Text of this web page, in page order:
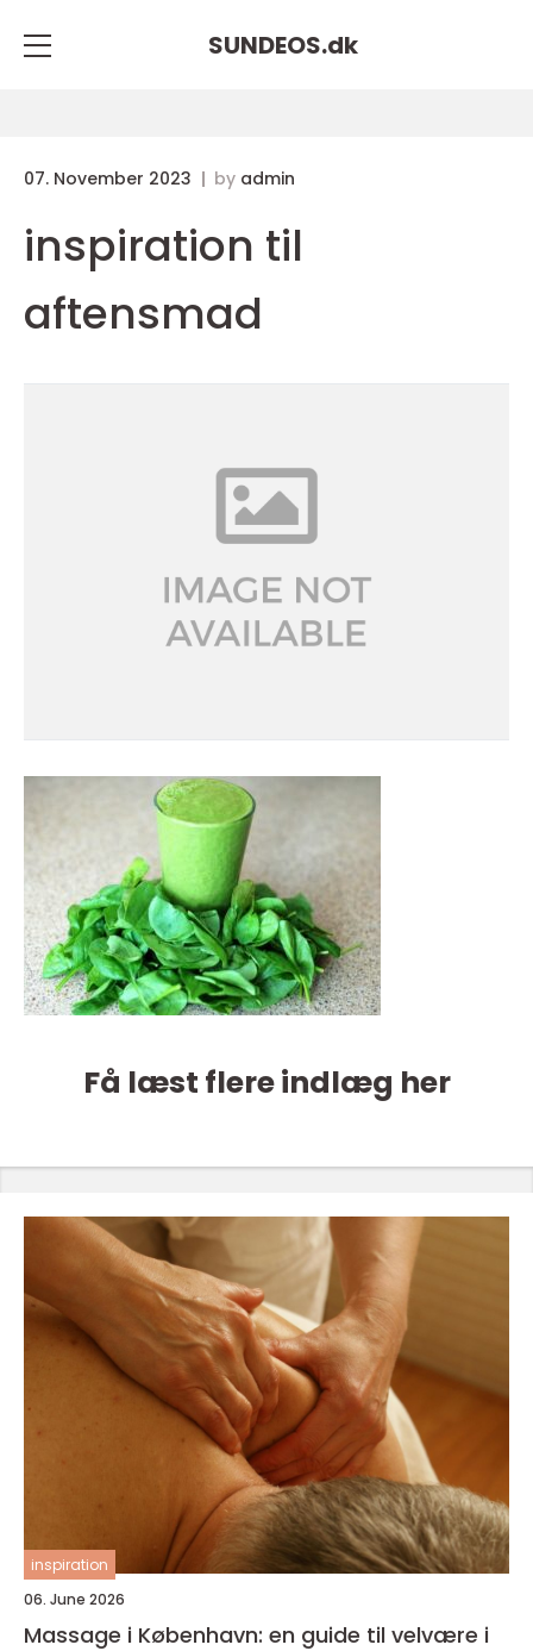
SUNDEOS.dk
07. November 2023 by admin
inspiration til
aftensmad
Få læst flere indlæg her
inspiration
06. June 2026
Massage i København: en guide til velvære i